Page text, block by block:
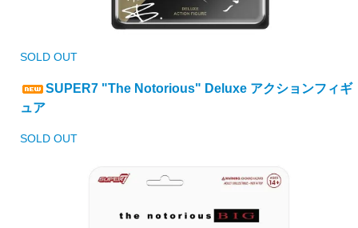
SOLD OUT
SUPER7 "The Notorious" Deluxe アクションフィギ
ュア
SOLD OUT